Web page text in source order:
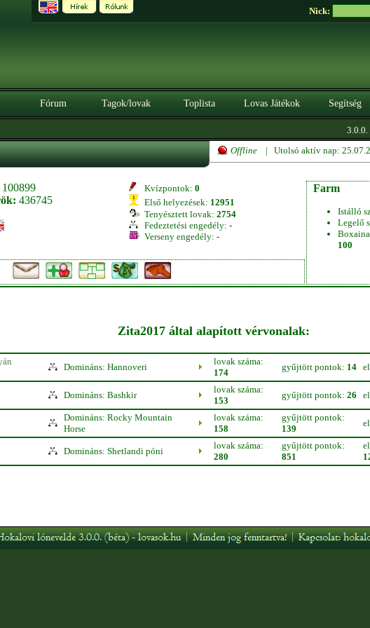
Nick:
Fórum Tagok/lovak Toplista Lovas Játékok Segítség
3.0.0.
Offline | Utolsó aktív nap:
100899
436745
Kvízpontok: 0
Első helyezések: 12951
Tenyésztett lovak: 2754
Fedeztetési engedély: -
Verseny engedély: -
Farm
Istálló
Legelő
100
Zita2017 által alapított vérvonalak:
Domináns: Hannoveri
lovak száma:
174
gyűjtött pontok: 14
Domináns: Bashkir
lovak száma:
153
gyűjtött pontok: 26
Domináns: Rocky Mountain
Horse
lovak száma:
158
gyűjtött pontok:
139
Domináns: Shetlandi póni
lovak száma:
280
gyűjtött pontok:
851